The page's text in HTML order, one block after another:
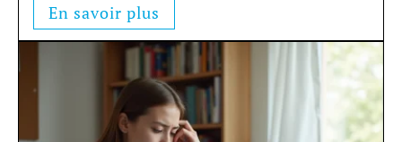
En savoir plus